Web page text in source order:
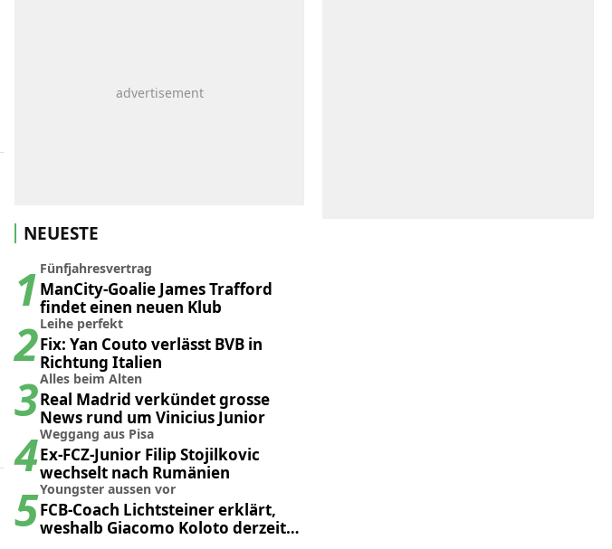
NEUESTE
1 Fünfjahresvertrag
ManCity-Goalie James Trafford
findet einen neuen Klub
2Leihe perfekt
Fix: Yan Couto verlässt BVB in
Richtung Italien
3Alles beim Alten
Real Madrid verkündet grosse
News rund um Vinicius Junior
4Weggang aus Pisa
Ex-FCZ-Junior Filip Stojilkovic
wechselt nach Rumänien
5Youngster aussen vor
FCB-Coach Lichtsteiner erklärt,
weshalb Giacomo Koloto derzeit